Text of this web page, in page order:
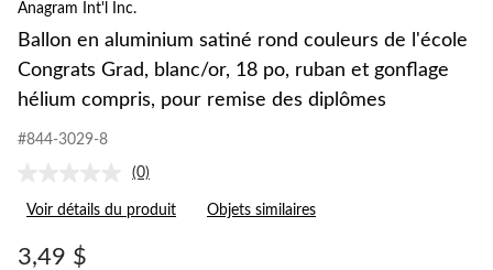
Anagram Int'l Inc.
Ballon en aluminium satiné rond couleurs de l'école
Congrats Grad, blanc/or, 18 po, ruban et gonflage
hélium compris, pour remise des diplômes
#844-3029-8
Aucune
cote
pour
(0)
Voir détails du produit Objets similaires
3,49 $